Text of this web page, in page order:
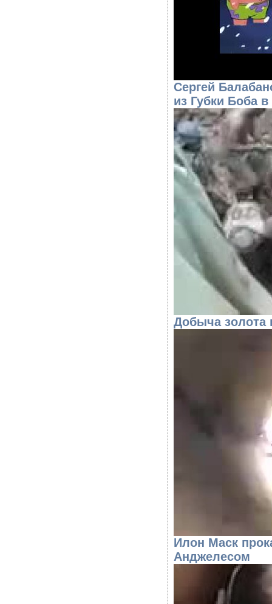
Сергей
из Губки Боба
Добыча золота
Илон Маск
Анджелесом